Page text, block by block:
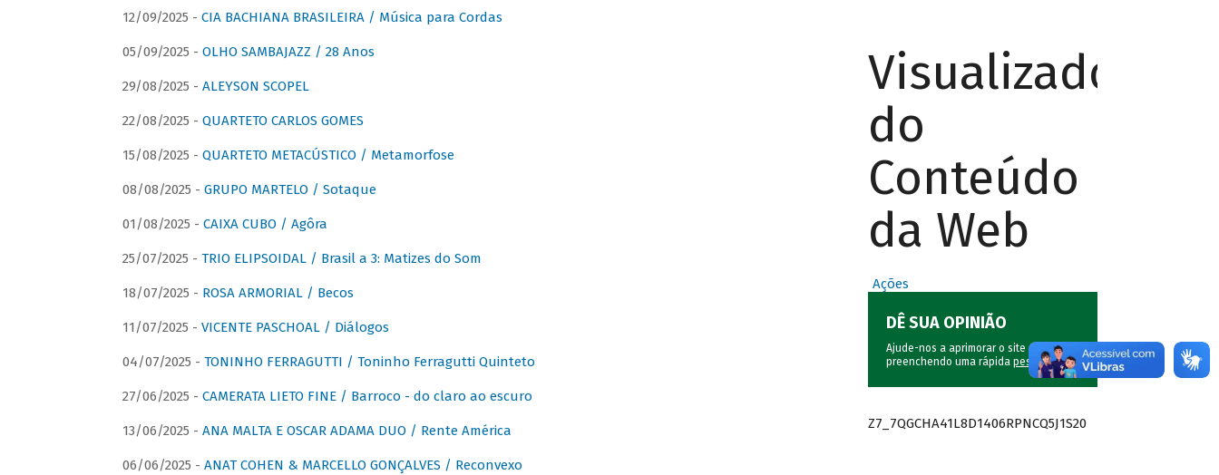
12/09/2025 - CIA BACHIANA BRASILEIRA / Música para Cordas
05/09/2025 - OLHO SAMBAJAZZ / 28 Anos
29/08/2025 - ALEYSON SCOPEL
22/08/2025 - QUARTETO CARLOS GOMES
15/08/2025 - QUARTETO METACÚSTICO / Metamorfose
08/08/2025 - GRUPO MARTELO / Sotaque
01/08/2025 - CAIXA CUBO / Agôra
25/07/2025 - TRIO ELIPSOIDAL / Brasil a 3: Matizes do Som
18/07/2025 - ROSA ARMORIAL / Becos
11/07/2025 - VICENTE PASCHOAL / Diálogos
04/07/2025 - TONINHO FERRAGUTTI / Toninho Ferragutti Quinteto
27/06/2025 - CAMERATA LIETO FINE / Barroco - do claro ao escuro
13/06/2025 - ANA MALTA E OSCAR ADAMA DUO / Rente América
06/06/2025 - ANAT COHEN & MARCELLO GONÇALVES / Reconvexo
Visualizador
do
Conteúdo
da Web
Ações
DÊ SUA OPINIÃO
Ajude-nos a aprimorar o site do BNDES
preenchendo uma rápida pesquisa.
Z7_7QGCHA41L8D1406RPNCQ5J1S20